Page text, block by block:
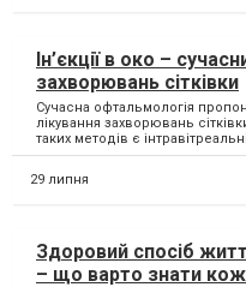
Ін’єкції в око –
захворювань сітківки
Сучасна офтальмологія
лікування захворювань
таких методів є інтравітреальні
29 липня
Здоровий спосіб
– що варто знати